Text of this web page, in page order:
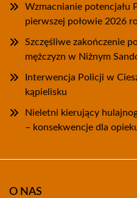
Wzmacnianie potencjału
pierwszej połowie 2026
Szczęśliwe zakończenie
mężczyzn w Niżnym
Interwencja Policji w
kąpielisku
Nieletni kierujący
– konsekwencje dla
O NAS